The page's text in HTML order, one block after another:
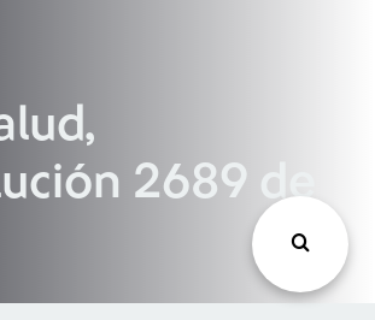
2689 de